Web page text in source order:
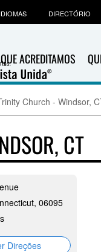
ACREDITAMOS
DIRECTÓRIO
Church - Windsor,
CT
06095
Direções